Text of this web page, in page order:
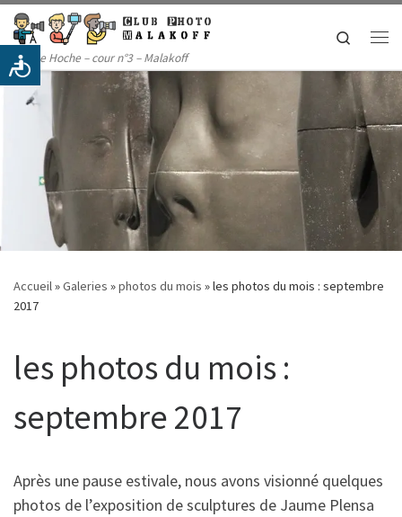
Passer au contenu
14 rue Hoche – cour n°3 – Malakoff
Search
Accueil»Galeries »photos du mois »les photos du mois : septembre
2017
les photos du mois :
septembre 2017
Après une pause estivale, nous avons visionné quelques
photos de l’exposition de sculptures de Jaume Plensa